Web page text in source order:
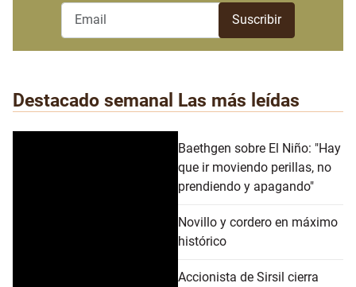
Destacado semanal Las más leídas
Baethgen sobre El Niño: "Hay
que ir moviendo perillas, no
prendiendo y apagando"
Novillo y cordero en máximo
histórico
Accionista de Sirsil cierra